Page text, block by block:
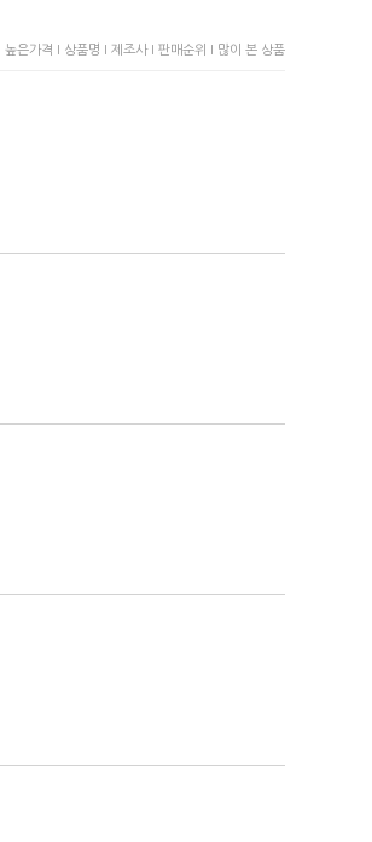
높은가격 I 상품명 I 제조사 I 판매순위 I 많이 본 상품